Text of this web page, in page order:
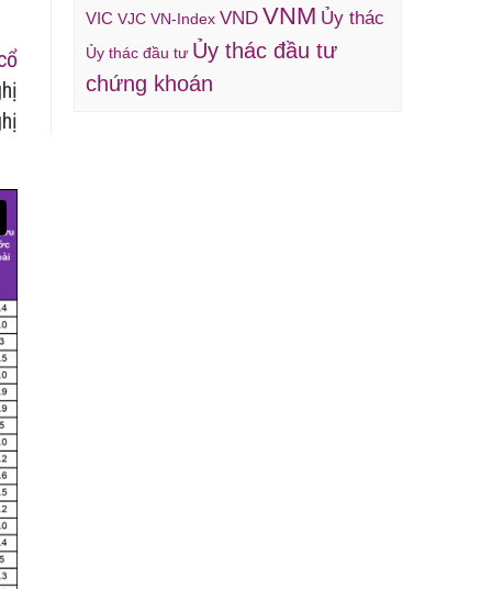
VIC VJC VN-Index VND VNM Ủy thác
Ủy thác đầu tư Ủy thác đầu tư
chứng khoán